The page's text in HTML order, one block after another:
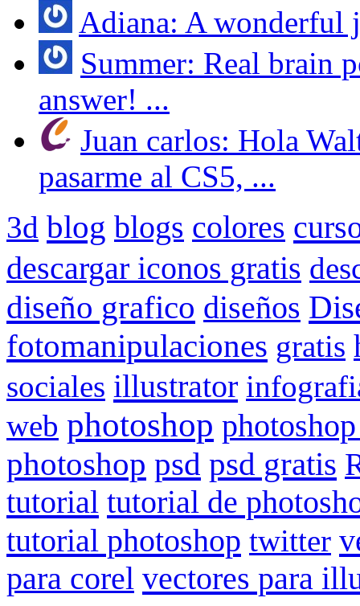
Adiana: A wonderful
Summer: Real brain
answer! ...
Juan carlos: Hola
pasarme al CS5, ...
3d blog blogs colores
descargar iconos gratis
diseño grafico diseños
fotomanipulaciones gratis
sociales illustrator
web photoshop
photoshop psd psd gratis
tutorial tutorial de
tutorial photoshop twitter
para corel vectores para